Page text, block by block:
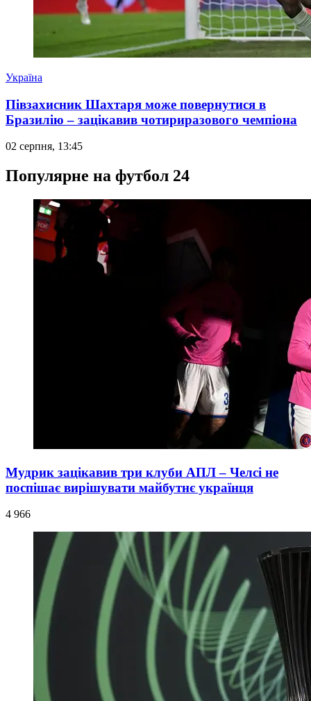
Україна
Півзахисник Шахтаря може повернутися в
Бразилію – зацікавив чотириразового чемпіона
02 серпня, 13:45
Популярне на футбол 24
Мудрик зацікавив три клуби АПЛ – Челсі не
поспішає вирішувати майбутнє українця
4 966